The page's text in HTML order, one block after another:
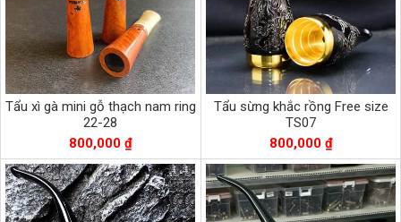
Tẩu xì gà mini gỗ thạch nam ring
22-28
800,000 ₫
Tẩu sừng khắc rồng Free size
TS07
800,000 ₫